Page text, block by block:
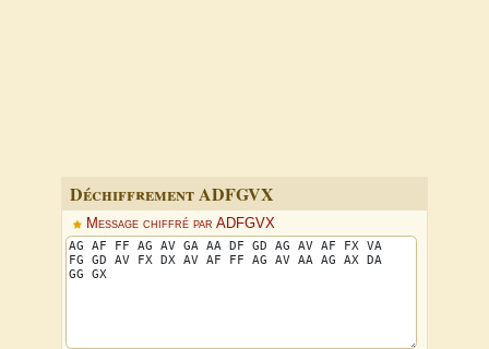
Déchiffrement ADFGVX
Message chiffré par ADFGVX